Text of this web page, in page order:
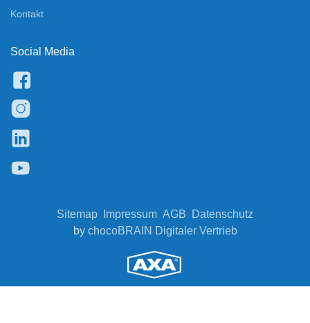
Kontakt
Social Media
Sitemap Impressum AGB
Datenschutz
by chocoBRAIN Digitaler Vertrieb